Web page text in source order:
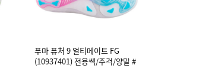
푸마 퓨처 9 얼티메이트 FG
(10937401) 전용쌕/주걱/양말 #